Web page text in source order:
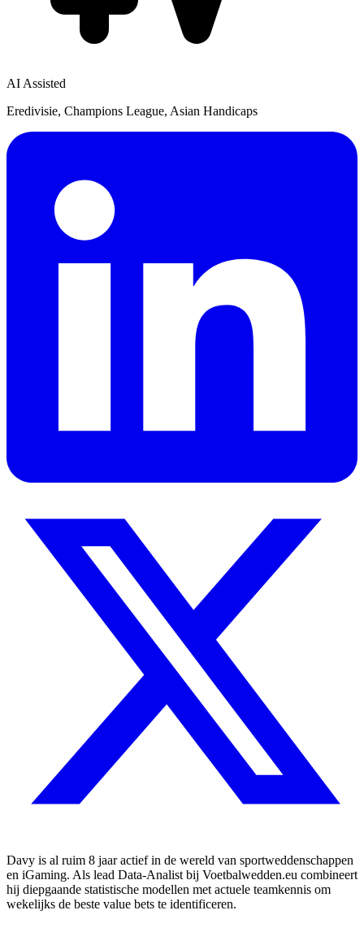
AI Assisted
Eredivisie, Champions League, Asian Handicaps
Davy is al ruim 8 jaar actief in de wereld van sportweddenschappen
en iGaming. Als lead Data-Analist bij Voetbalwedden.eu combineert
hij diepgaande statistische modellen met actuele teamkennis om
wekelijks de beste value bets te identificeren.